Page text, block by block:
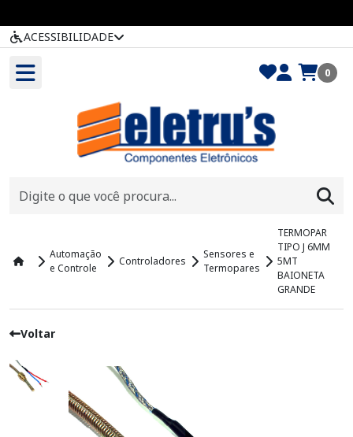
ACESSIBILIDADE
0
Automação
e Controle
Controladores
Sensores e
Termopares
TERMOPAR
TIPO J 6MM
5MT
BAIONETA
GRANDE
Voltar